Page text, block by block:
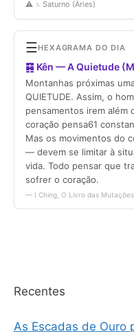
Recentes
As Escadas de Ouro